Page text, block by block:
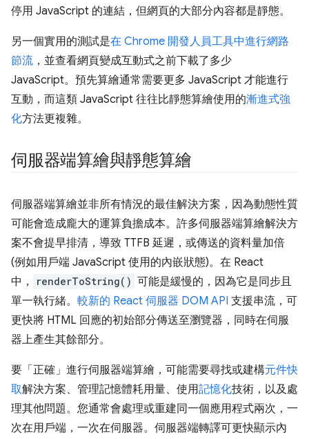
停用 JavaScript 的連結，但網頁的大部分內容都是靜態。
另一個實用的測試是在 Chrome 開發人員工具中進行網路
節流 ，並查看網頁變成互動式之前下載了多少
JavaScript。預先算繪通常需要更多 JavaScript 才能進行
互動，而這類 JavaScript 往往比靜態算繪使用的漸進式強
化方法更複雜。
伺服器端算繪與靜態算繪
伺服器端算繪並非所有情況的最佳解決方案，因為動態性質
可能會造成龐大的運算負擔成本。許多伺服器端算繪解決方
案不會提早排清，導致 TTFB 延遲，或傳送的資料量加倍
(例如用戶端 JavaScript 使用的內嵌狀態)。在 React
中，
renderToString() 可能是緩慢的，因為它是同步且
單一執行緒。 較新的 React 伺服器 DOM API 支援串流，可
更快將 HTML 回應的初始部分傳送至瀏覽器，同時在伺服
器上產生其餘部分。
要「正確」進行伺服器端算繪，可能需要尋找或建構元件快
取解決方案、管理記憶體耗用量、使用記憶化技術，以及處
理其他問題。您通常會處理或重建同一個應用程式兩次，一
次在用戶端，一次在伺服器。伺服器端轉譯可更快顯示內